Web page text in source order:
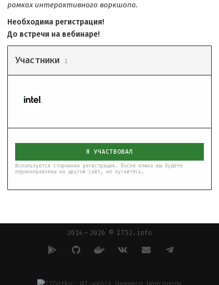
рамках интерактивного воркшопа.
Необходима регистрация!
До встречи на вебинаре!
Участники 1
Я УЧАСТВОВАЛ
Используется сторонняя регистрация. После клика вы будете
перенаправлены на другой сайт, не пугайтесь.
2014 — 2026 © IT52.info